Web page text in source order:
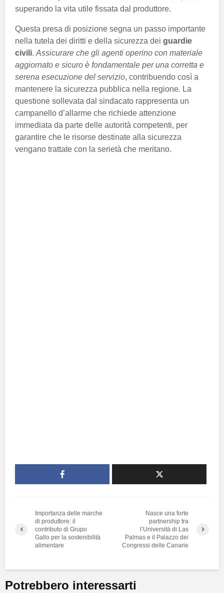
superando la vita utile fissata dal produttore.
Questa presa di posizione segna un passo importante
nella tutela dei diritti e della sicurezza dei guardie
civili. Assicurare che gli agenti operino con materiale
aggiornato e sicuro è fondamentale per una corretta e
serena esecuzione del servizio, contribuendo così a
mantenere la sicurezza pubblica nella regione. La
questione sollevata dal sindacato rappresenta un
campanello d’allarme che richiede attenzione
immediata da parte delle autorità competenti, per
garantire che le risorse destinate alla sicurezza
vengano trattate con la serietà che meritano.
Importanza delle marche
di produttore: il
contributo di Grupo
Gallo per la sostenibilità
alimentare
Nasce una forte
partnership tra
l’Università di Las
Palmas e il Palazzo dei
Congressi delle Canarie
Potrebbero interessarti